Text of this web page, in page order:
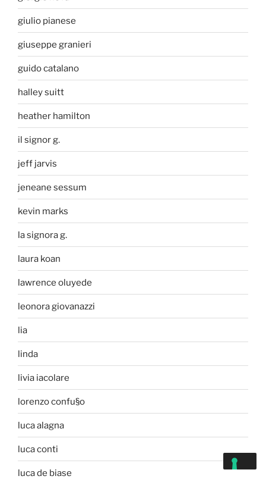
giulio pianese
giuseppe granieri
guido catalano
halley suitt
heather hamilton
il signor g.
jeff jarvis
jeneane sessum
kevin marks
la signora g.
laura koan
lawrence oluyede
leonora giovanazzi
lia
linda
livia iacolare
lorenzo confu§o
luca alagna
luca conti
luca de biase